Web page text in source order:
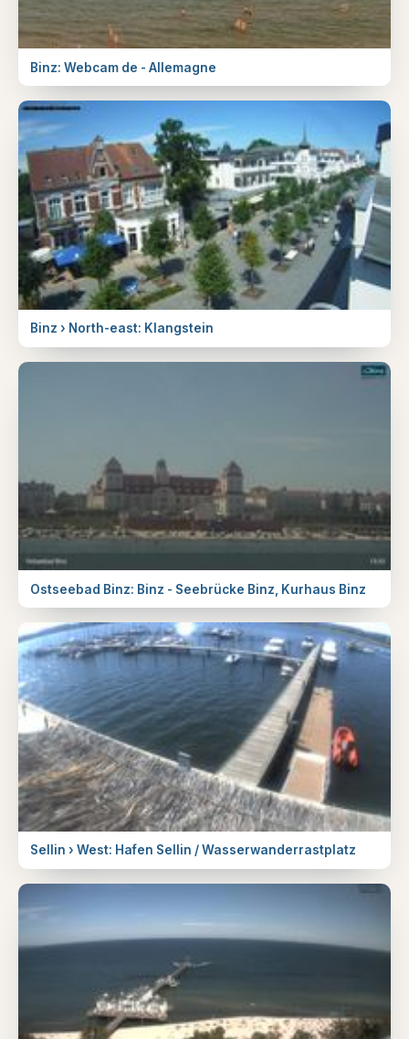
Binz: Webcam de - Allemagne
Binz › North-east: Klangstein
Ostseebad Binz: Binz - Seebrücke Binz, Kurhaus Binz
Sellin › West: Hafen Sellin / Wasserwanderrastplatz